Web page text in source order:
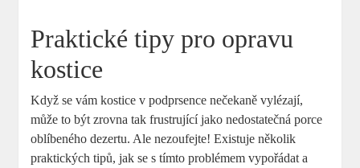
Praktické tipy pro opravu
kostice
Když se vám kostice v podprsence nečekaně vylézají,
může to být zrovna tak frustrující jako nedostatečná porce
oblíbeného dezertu. Ale nezoufejte! Existuje několik
praktických tipů, jak se s tímto problémem vypořádat a